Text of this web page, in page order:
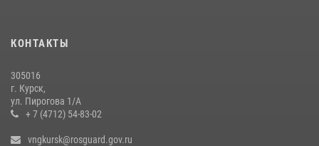
КОНТАКТЫ
305016
г. Курск,
ул. Пирогова 1/А
+ 7 (4712) 54-83-02
vngkursk@rosguard.gov.ru